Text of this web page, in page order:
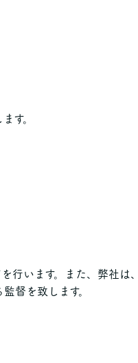
す。
行います。また、弊社は、
督を致します。